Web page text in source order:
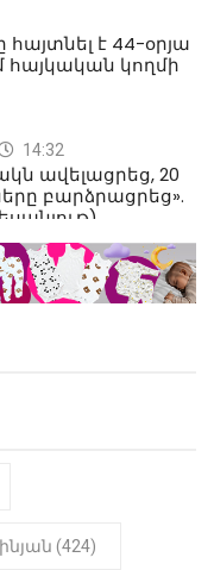
հայտնել է 44-օրյա
կողմի
14:32
ավելացրեց, 20
բարձրացրեց».
փոխարեն
երկու
Իշխան
22:01(424)